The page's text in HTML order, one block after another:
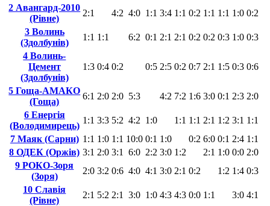
2 Авангард-2010
(Рівне)
2:1 4:2 4:0 1:1 3:4 1:1 0:2 1:1 1:1 1:0 0:2
3 Волинь
(Здолбунів)
1:1 1:1 6:2 0:1 2:1 2:1 0:2 0:2 0:3 1:0 0:3
4 Волинь-
Цемент
(Здолбунів)
1:3 0:4 0:2 0:5 2:5 0:2 0:7 2:1 1:5 0:3 0:6
5 Гоща-АМАКО
(Гоща)
6:1 2:0 2:0 5:3 4:2 7:2 1:6 3:0 0:1 2:3 2:0
6 Енергія
(Володимирець)
1:1 3:3 5:2 4:2 1:0 1:1 1:1 2:1 1:2 3:1 1:1
7 Маяк (Сарни) 1:1 1:0 1:1 10:0 0:1 1:0 0:2 6:0 0:1 2:4 1:1
8 ОДЕК (Оржів) 3:1 2:0 3:1 6:0 2:2 3:0 1:2 2:1 1:0 0:0 2:0
9 РОКО-Зоря
(Зоря)
2:0 3:2 0:6 4:0 4:1 3:0 2:1 0:2 1:2 1:4 0:3
10 Славія
(Рівне)
2:1 5:2 2:1 3:0 1:0 4:3 4:3 0:0 1:1 3:0 4:1